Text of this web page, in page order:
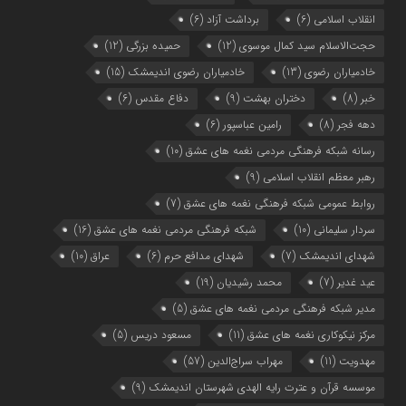
انقلاب اسلامی (6) برداشت آزاد (6)
حجت‌الاسلام سید کمال موسوی (12) حمیده بزرگی (12)
خادمیاران رضوی (13) خادمیاران رضوی اندیمشک (15)
خبر (8) دختران بهشت (9) دفاع مقدس (6)
دهه فجر (8) رامین عباسپور (6)
رسانه شبکه فرهنگی مردمی نغمه های عشق (10)
رهبر معظم انقلاب اسلامی (9)
روابط عمومی شبکه فرهنگی نغمه های عشق (7)
سردار سلیمانی (10) شبکه فرهنگی مردمی نغمه های عشق (16)
شهدای اندیمشک (7) شهدای مدافع حرم (6) عراق (10)
عید غدیر (7) محمد رشیدیان (19)
مدیر شبکه فرهنگی مردمی نغمه های عشق (5)
مرکز نیکوکاری نغمه های عشق (11) مسعود دریس (5)
مهدویت (11) مهراب سراج‌الدین (57)
موسسه قرآن و عترت رایه الهدی شهرستان اندیمشک (9)